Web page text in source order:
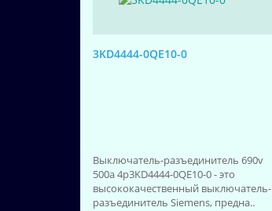
3KD4444-0QE10-0
Выключатель-разъединитель 690v
500a 4p3KD4444-0QE10-0 - это
высококачественный выключатель-
разъединитель Siemens, предна..